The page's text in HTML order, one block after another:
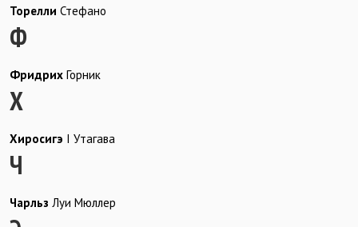
Торелли Стефано
Ф
Фридрих Горник
Х
Хиросигэ I Утагава
Ч
Чарльз Луи Мюллер